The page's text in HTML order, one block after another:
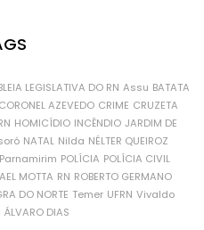
LEGISLATIVA DO RN Assu BATATA
CORONEL AZEVEDO CRIME CRUZETA
HOMICÍDIO INCÊNDIO JARDIM DE
NATAL Nilda NÉLTER QUEIROZ
Parnamirim POLÍCIA POLÍCIA CIVIL
MOTTA RN ROBERTO GERMANO
DO NORTE Temer UFRN Vivaldo
ÁLVARO DIAS